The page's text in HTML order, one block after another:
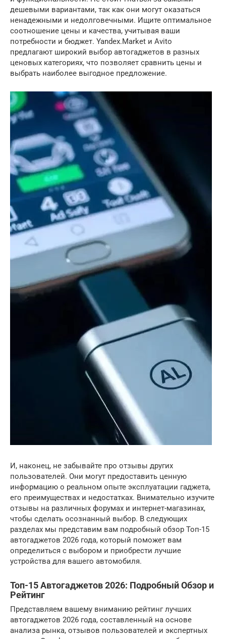
дешевыми вариантами, так как они могут оказаться
ненадежными и недолговечными. Ищите оптимальное
соотношение цены и качества, учитывая ваши
потребности и бюджет. Yandex.Market и Avito
предлагают широкий выбор автогаджетов в разных
ценовых категориях, что позволяет сравнить цены и
выбрать наиболее выгодное предложение.
И, наконец, не забывайте про отзывы других
пользователей. Они могут предоставить ценную
информацию о реальном опыте эксплуатации гаджета,
его преимуществах и недостатках. Внимательно изучите
отзывы на различных форумах и интернет-магазинах,
чтобы сделать осознанный выбор. В следующих
разделах мы представим вам подробный обзор Топ-15
автогаджетов 2026 года, который поможет вам
определиться с выбором и приобрести лучшие
устройства для вашего автомобиля.
Топ-15 Автогаджетов 2026: Подробный Обзор и
Рейтинг
Представляем вашему вниманию рейтинг лучших
автогаджетов 2026 года, составленный на основе
анализа рынка, отзывов пользователей и экспертных